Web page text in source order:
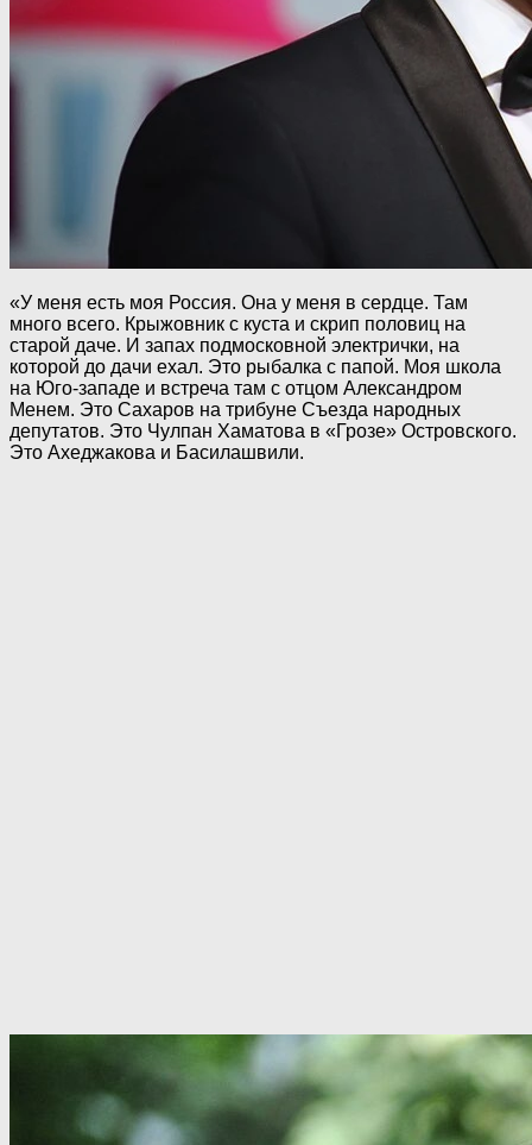
«У меня есть моя Россия. Она у меня в сердце. Там
много всего. Крыжовник с куста и скрип половиц на
старой даче. И запах подмосковной электрички, на
которой до дачи ехал. Это рыбалка с папой. Моя школа
на Юго-западе и встреча там с отцом Александром
Менем. Это Сахаров на трибуне Съезда народных
депутатов. Это Чулпан Хаматова в «Грозе» Островского.
Это Ахеджакова и Басилашвили.